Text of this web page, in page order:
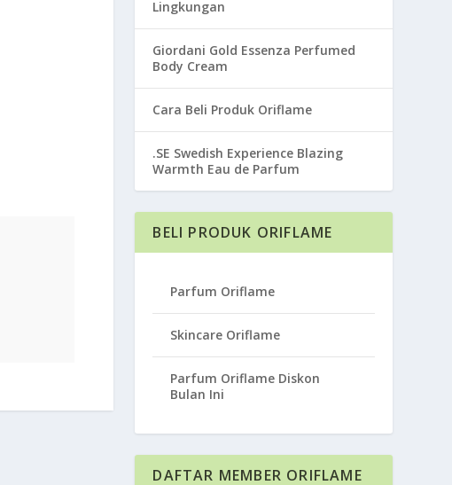
Lingkungan
Giordani Gold Essenza Perfumed
Body Cream
Cara Beli Produk Oriflame
.SE Swedish Experience Blazing
Warmth Eau de Parfum
BELI PRODUK ORIFLAME
Parfum Oriflame
Skincare Oriflame
Parfum Oriflame Diskon
Bulan Ini
DAFTAR MEMBER ORIFLAME